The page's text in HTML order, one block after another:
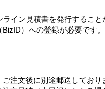
イン見積書を発行すること
）への登録が必要です。
注文後に別途郵送しており